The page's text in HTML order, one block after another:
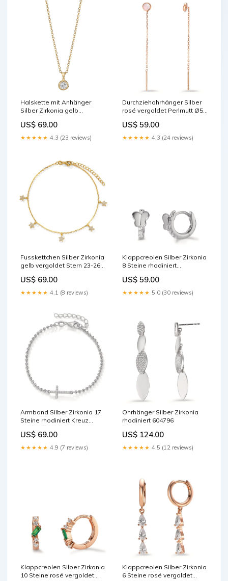
Halskette mit Anhänger
Silber Zirkonia gelb
verstellbar Ø10 mm
Length:40-45 cm
US$ 69.00
★★★★★ 4.3 (23 reviews)
Durchziehohrhänger Silber
rosé vergoldet Perlmutt Ø5
US$ 59.00
★★★★★ 4.3 (24 reviews)
Fusskettchen Silber Zirkonia
gelb vergoldet Stern 23-26
US$ 69.00
★★★★★ 4.1 (8 reviews)
Klappcreolen Silber Zirkonia
8 Steine rhodiniert
US$ 59.00
★★★★★ 5.0 (30 reviews)
Armband Silber Zirkonia 17
Steine rhodiniert Kreuz
US$ 69.00
★★★★★ 4.9 (7 reviews)
Ohrhänger Silber Zirkonia
rhodiniert 604796
US$ 124.00
★★★★★ 4.5 (12 reviews)
Klappcreolen Silber Zirkonia
10 Steine rosé vergoldet
Klappcreolen Silber Zirkonia
6 Steine rosé vergoldet